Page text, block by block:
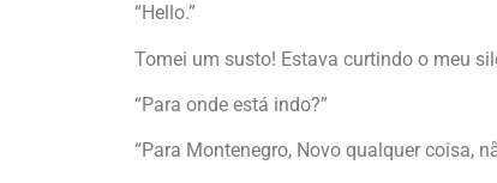
“Hello.”
Tomei um susto! Estava curtindo o meu
“Para onde está indo?”
“Para Montenegro, Novo qualquer coisa,